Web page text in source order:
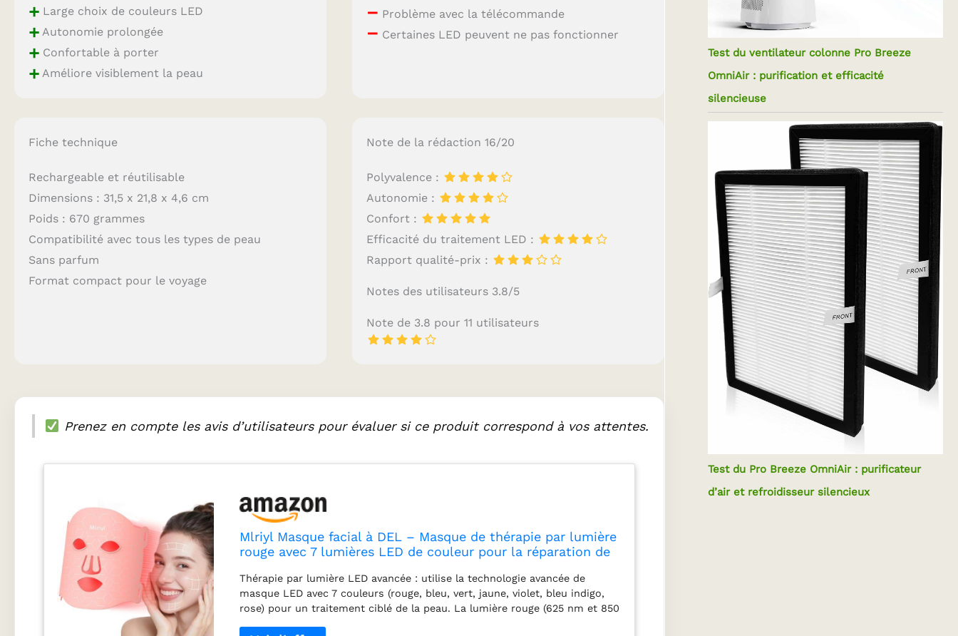
+ Large choix de couleurs LED
+ Autonomie prolongée
+ Confortable à porter
+ Améliore visiblement la peau
– Problème avec la télécommande
– Certaines LED peuvent ne pas fonctionner
Fiche technique
Rechargeable et réutilisable
Dimensions : 31,5 x 21,8 x 4,6 cm
Poids : 670 grammes
Compatibilité avec tous les types de peau
Sans parfum
Format compact pour le voyage
Note de la rédaction 16/20
Polyvalence :
Autonomie :
Confort :
Efficacité du traitement LED :
Rapport qualité-prix :
Notes des utilisateurs 3.8/5
Note de 3.8 pour 11 utilisateurs
Prenez en compte les avis d’utilisateurs pour évaluer si ce produit correspond à vos attentes.
Mlriyl Masque facial à DEL – Masque de thérapie par lumière
rouge avec 7 lumières LED de couleur pour la réparation de
infrarouge | Rechargeable
Thérapie par lumière LED avancée : utilise la technologie avancée de
masque LED avec 7 couleurs (rouge, bleu, vert, jaune, violet, bleu indigo,
rose) pour un traitement ciblé de la peau. La lumière rouge (625 nm et 850
Test du ventilateur colonne Pro Breeze
OmniAir : purification et efficacité
silencieuse
Test du Pro Breeze OmniAir : purificateur
d’air et refroidisseur silencieux